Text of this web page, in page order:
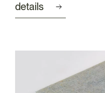
details